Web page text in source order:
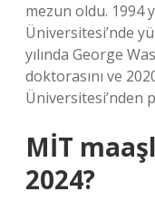
mezun oldu. 1994
Üniversitesi’nde
yılında George
doktorasını ve
Üniversitesi’nden
MİT
2024?